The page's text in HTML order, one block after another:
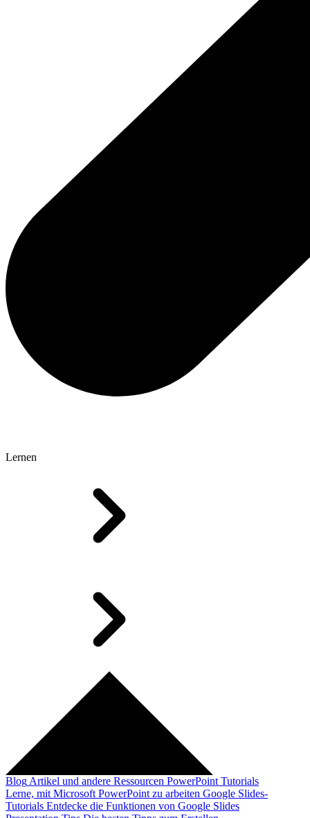
Lernen
Blog Artikel und andere Ressourcen PowerPoint Tutorials
Lerne, mit Microsoft PowerPoint zu arbeiten Google Slides-
Tutorials Entdecke die Funktionen von Google Slides